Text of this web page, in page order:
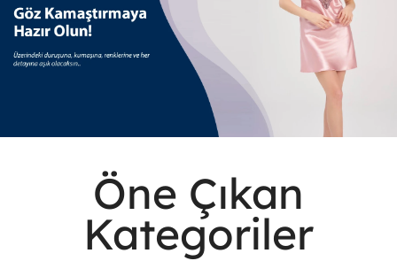
Öne Çıkan
Kategoriler